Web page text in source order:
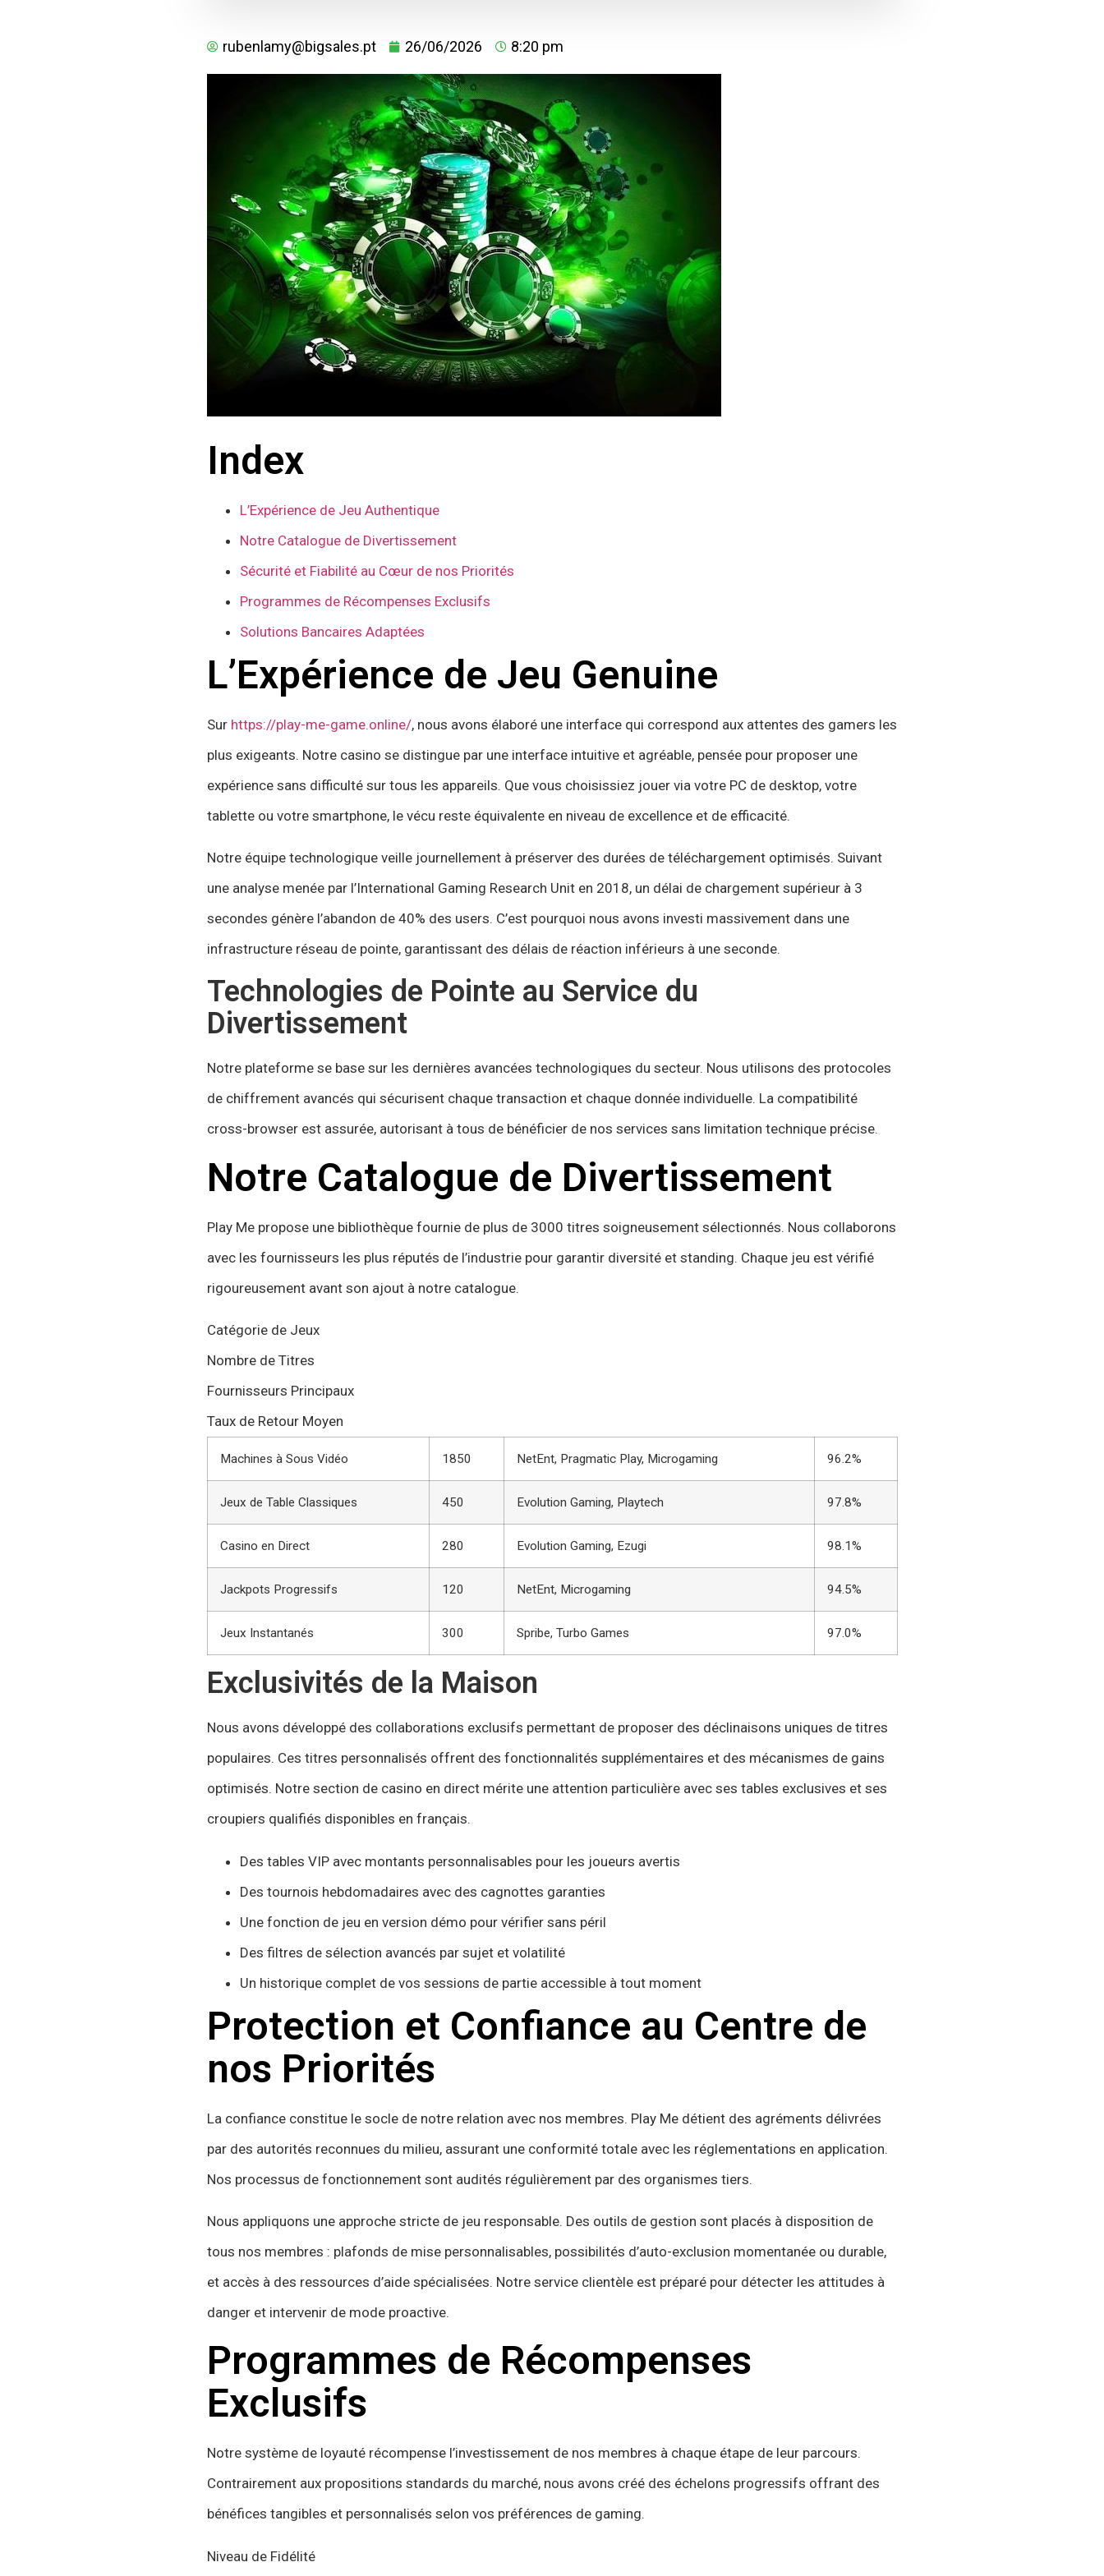
rubenlamy@bigsales.pt 26/06/2026 8:20 pm
Index
L’Expérience de Jeu Authentique
Notre Catalogue de Divertissement
Sécurité et Fiabilité au Cœur de nos Priorités
Programmes de Récompenses Exclusifs
Solutions Bancaires Adaptées
L’Expérience de Jeu Genuine
Sur https://play-me-game.online/, nous avons élaboré une interface qui correspond aux attentes des gamers les
plus exigeants. Notre casino se distingue par une interface intuitive et agréable, pensée pour proposer une
expérience sans difficulté sur tous les appareils. Que vous choisissiez jouer via votre PC de desktop, votre
tablette ou votre smartphone, le vécu reste équivalente en niveau de excellence et de efficacité.
Notre équipe technologique veille journellement à préserver des durées de téléchargement optimisés. Suivant
une analyse menée par l’International Gaming Research Unit en 2018, un délai de chargement supérieur à 3
secondes génère l’abandon de 40% des users. C’est pourquoi nous avons investi massivement dans une
infrastructure réseau de pointe, garantissant des délais de réaction inférieurs à une seconde.
Technologies de Pointe au Service du
Divertissement
Notre plateforme se base sur les dernières avancées technologiques du secteur. Nous utilisons des protocoles
de chiffrement avancés qui sécurisent chaque transaction et chaque donnée individuelle. La compatibilité
cross-browser est assurée, autorisant à tous de bénéficier de nos services sans limitation technique précise.
Notre Catalogue de Divertissement
Play Me propose une bibliothèque fournie de plus de 3000 titres soigneusement sélectionnés. Nous collaborons
avec les fournisseurs les plus réputés de l’industrie pour garantir diversité et standing. Chaque jeu est vérifié
rigoureusement avant son ajout à notre catalogue.
Catégorie de Jeux
Nombre de Titres
Fournisseurs Principaux
Taux de Retour Moyen
Machines à Sous Vidéo 1850 NetEnt, Pragmatic Play, Microgaming 96.2%
Jeux de Table Classiques 450 Evolution Gaming, Playtech 97.8%
Casino en Direct 280 Evolution Gaming, Ezugi 98.1%
Jackpots Progressifs 120 NetEnt, Microgaming 94.5%
Jeux Instantanés 300 Spribe, Turbo Games 97.0%
Exclusivités de la Maison
Nous avons développé des collaborations exclusifs permettant de proposer des déclinaisons uniques de titres
populaires. Ces titres personnalisés offrent des fonctionnalités supplémentaires et des mécanismes de gains
optimisés. Notre section de casino en direct mérite une attention particulière avec ses tables exclusives et ses
croupiers qualifiés disponibles en français.
Des tables VIP avec montants personnalisables pour les joueurs avertis
Des tournois hebdomadaires avec des cagnottes garanties
Une fonction de jeu en version démo pour vérifier sans péril
Des filtres de sélection avancés par sujet et volatilité
Un historique complet de vos sessions de partie accessible à tout moment
Protection et Confiance au Centre de
nos Priorités
La confiance constitue le socle de notre relation avec nos membres. Play Me détient des agréments délivrées
par des autorités reconnues du milieu, assurant une conformité totale avec les réglementations en application.
Nos processus de fonctionnement sont audités régulièrement par des organismes tiers.
Nous appliquons une approche stricte de jeu responsable. Des outils de gestion sont placés à disposition de
tous nos membres : plafonds de mise personnalisables, possibilités d’auto-exclusion momentanée ou durable,
et accès à des ressources d’aide spécialisées. Notre service clientèle est préparé pour détecter les attitudes à
danger et intervenir de mode proactive.
Programmes de Récompenses
Exclusifs
Notre système de loyauté récompense l’investissement de nos membres à chaque étape de leur parcours.
Contrairement aux propositions standards du marché, nous avons créé des échelons progressifs offrant des
bénéfices tangibles et personnalisés selon vos préférences de gaming.
Niveau de Fidélité